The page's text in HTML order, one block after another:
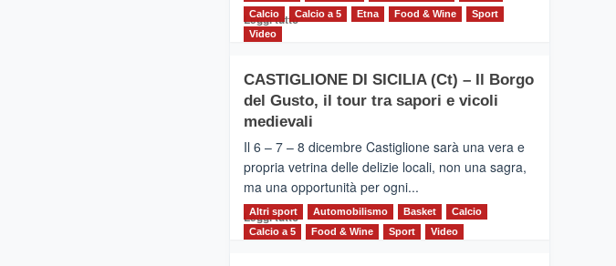
Leggi tuttoLeggi
MOIO
ALCANTARA
–
alla
scoperta
del
territorio,
tra
sport
Calcio
Calcio a 5 Etna Food & Wine
Sport
Video
CASTIGLIONE DI SICILIA (Ct) – Il Borgo
del Gusto, il tour tra sapori e vicoli
medievali
Il 6 – 7 – 8 dicembre Castiglione sarà una vera e
propria vetrina delle delizie locali, non una sagra,
ma una opportunità per ogni...
Leggi tuttoLeggi
Altri sport Automobilismo Basket
Calcio
Calcio a 5
Food & Wine Sport Video